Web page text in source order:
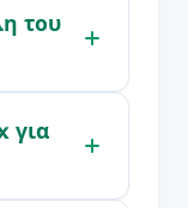
του
για